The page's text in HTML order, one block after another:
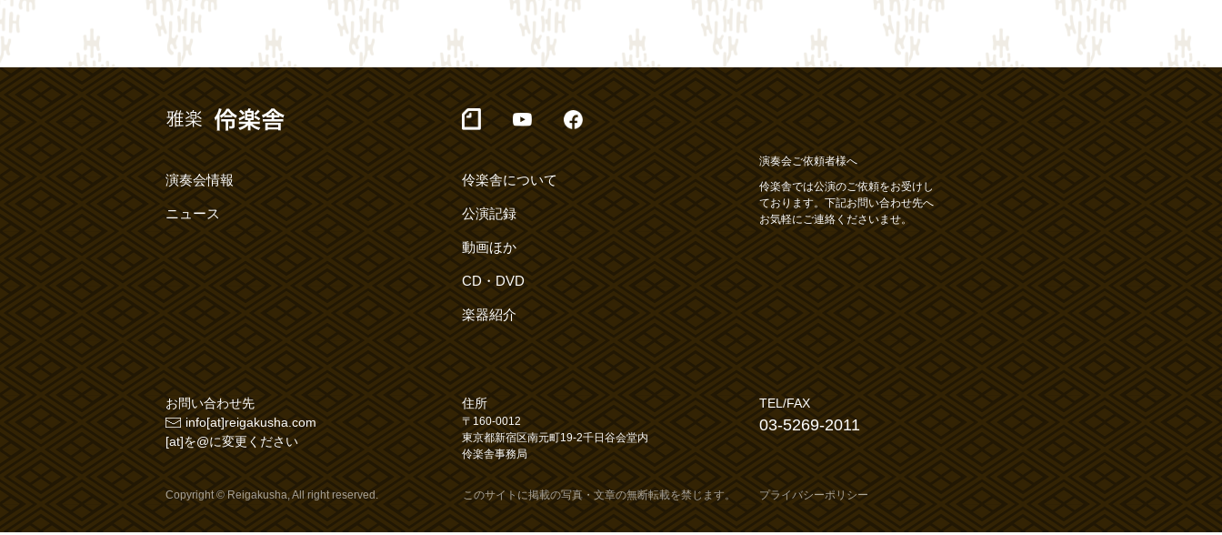
演奏会情報
ニュース
伶楽舎について
公演記録
動画ほか
CD・DVD
楽器紹介
演奏会ご依頼者様へ
伶楽舎では公演のご依頼をお受けし
ております。下記お問い合わせ先へ
お気軽にご連絡くださいませ。
お問い合わせ先
info[at]reigakusha.com
[at]を@に変更ください
住所
〒160-0012
東京都新宿区南元町19-2千日谷会堂内
伶楽舎事務局
TEL/FAX
03-5269-2011
Copyright © Reigakusha, All right reserved. このサイトに掲載の写真・文章の無断転載を禁じます。 プライバシーポリシー